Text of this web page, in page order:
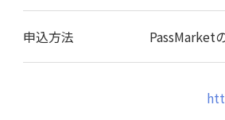
申込方法 PassMarket